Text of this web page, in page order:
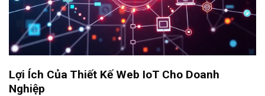
Lợi Ích Của Thiết Kế Web IoT Cho Doanh
Nghiệp